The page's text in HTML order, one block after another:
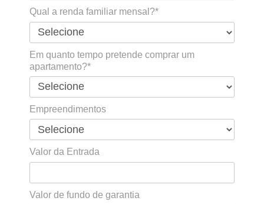
Qual a renda familiar mensal?*
Em quanto tempo pretende comprar um
apartamento?*
Empreendimentos
Valor da Entrada
Valor de fundo de garantia